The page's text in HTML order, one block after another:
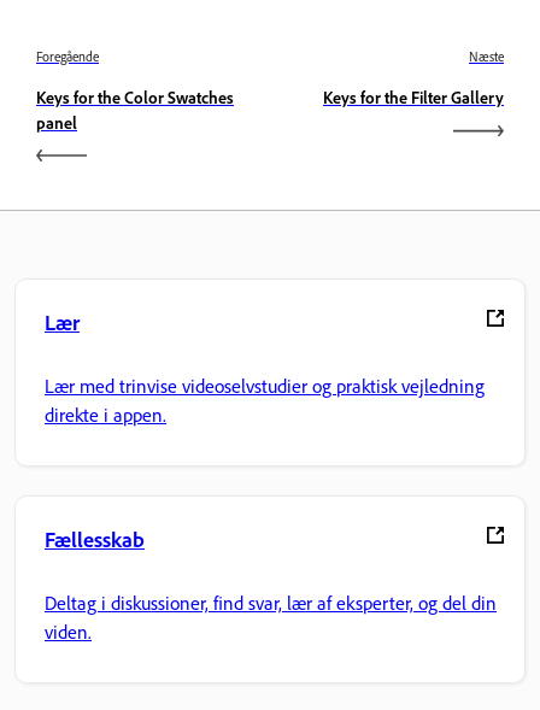
Foregående
Keys for the Color Swatches
panel
Næste
Keys for the Filter Gallery
Lær
Lær med trinvise videoselvstudier og praktisk vejledning
direkte i appen.
Fællesskab
Deltag i diskussioner, find svar, lær af eksperter, og del din
viden.